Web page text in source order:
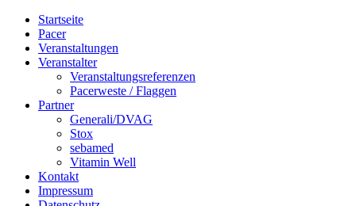
Startseite
Pacer
Veranstaltungen
Veranstalter
Veranstaltungsreferenzen
Pacerweste / Flaggen
Partner
Generali/DVAG
Stox
sebamed
Vitamin Well
Kontakt
Impressum